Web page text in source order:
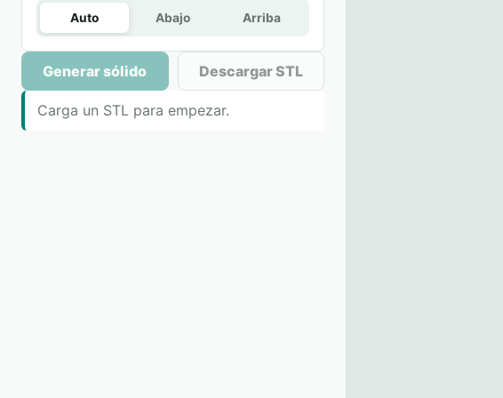
Auto Abajo Arriba
Generar sólido Descargar STL
Carga un STL para empezar.